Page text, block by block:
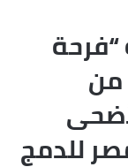
“فرحة
من
للدمج